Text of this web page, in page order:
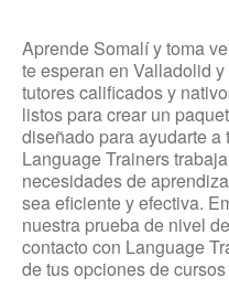
Aprende Somalí y toma
te esperan en Valladolid
tutores calificados y
listos para crear un
diseñado para ayudarte a
Language Trainers
necesidades de
sea eficiente y efectiva.
nuestra prueba de nivel
contacto con Language
de tus opciones de